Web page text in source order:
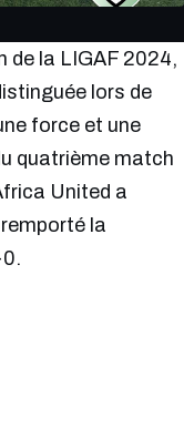
de la LIGAF 2024,
lors de
force et une
quatrième match
United a
la